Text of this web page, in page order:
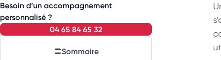
Besoin d’un accompagnement
personnalisé ?
04 65 84 65 32
Sommaire